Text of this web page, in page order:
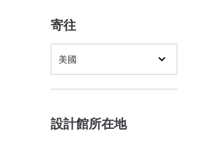
寄往
美國
設計館所在地